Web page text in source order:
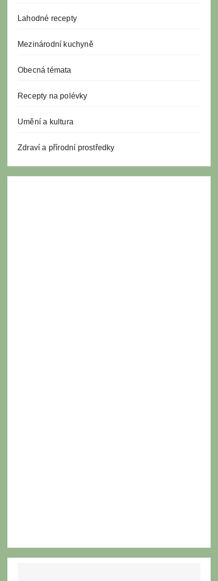
Lahodné recepty
Mezinárodní kuchyně
Obecná témata
Recepty na polévky
Umění a kultura
Zdraví a přírodní prostředky